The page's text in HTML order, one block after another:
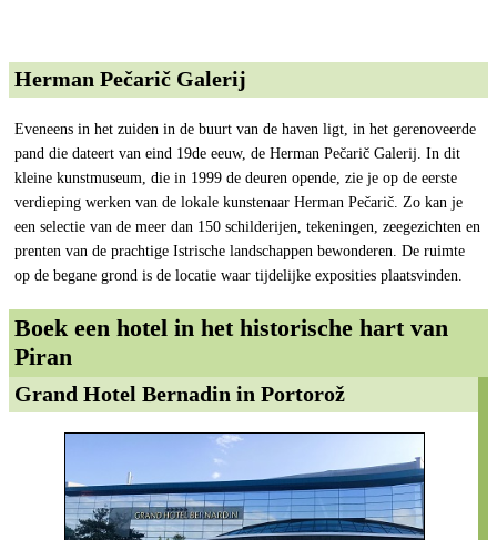
Herman Pečarič Galerij
Eveneens in het zuiden in de buurt van de haven ligt, in het gerenoveerde
pand die dateert van eind 19de eeuw, de Herman Pečarič Galerij. In dit
kleine kunstmuseum, die in 1999 de deuren opende, zie je op de eerste
verdieping werken van de lokale kunstenaar Herman Pečarič. Zo kan je
een selectie van de meer dan 150 schilderijen, tekeningen, zeegezichten en
prenten van de prachtige Istrische landschappen bewonderen. De ruimte
op de begane grond is de locatie waar tijdelijke exposities plaatsvinden.
Boek een hotel in het historische hart van
Piran
Grand Hotel Bernadin in Portorož